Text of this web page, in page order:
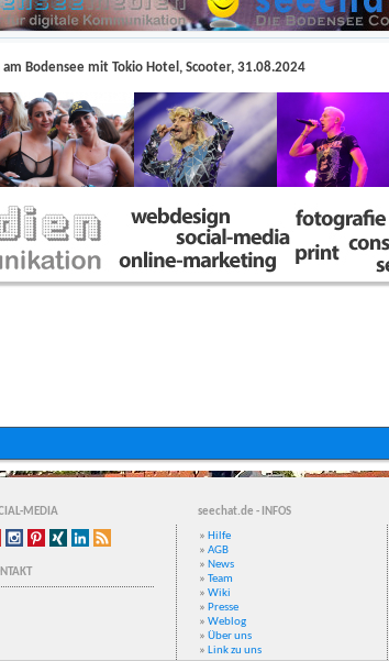
Bodensee mit Tokio Hotel, Scooter, 31.08.2024
MEDIA seechat.de - INFOS
» Hilfe
» AGB
» News
» Team
» Wiki
» Presse
» Weblog
» Über uns
» Link zu uns